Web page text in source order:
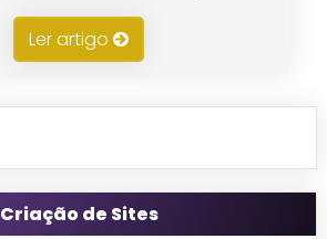
Ler artigo
Criação de Sites